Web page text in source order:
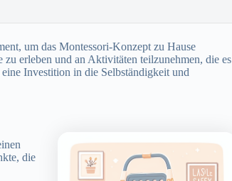
um das Montessori-Konzept zu Hause
erleben und an Aktivitäten teilzunehmen, die es
Investition in die Selbständigkeit und
die